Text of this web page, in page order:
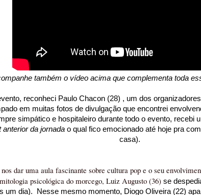
também o vídeo acima que complementa toda
reconheci Paulo Chacon (28) , um dos
em muitas fotos de divulgação que encontrei
simpático e hospitaleiro durante todo o evento, recebi
da jornada o qual fico emocionado até hoje pra
casa).
dar uma aula fascinante sobre cultura pop e o seu
psicológica do morcego, Luiz Augusto (36) se
um dia). Nesse mesmo momento, Diogo Oliveira (22)